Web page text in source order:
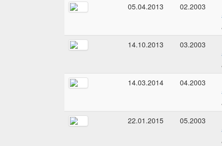
05.04.2013
02.2003
14.10.2013
03.2003
14.03.2014
04.2003
22.01.2015
05.2003